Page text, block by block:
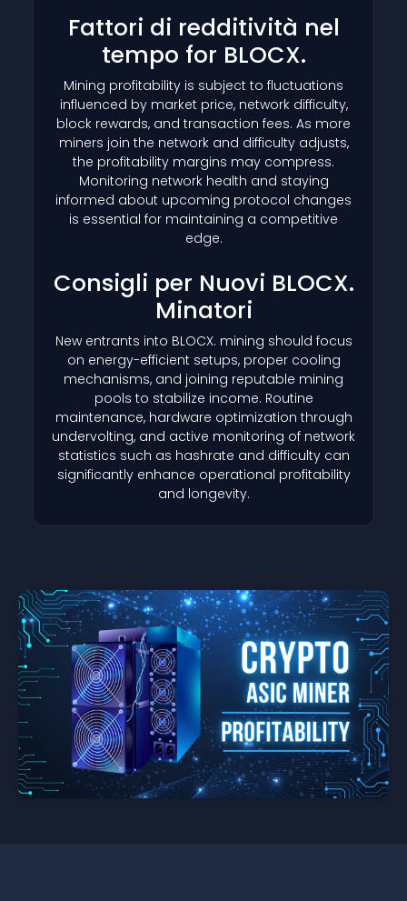
Fattori di redditività nel
tempo for BLOCX.
Mining profitability is subject to fluctuations
influenced by market price, network difficulty,
block rewards, and transaction fees. As more
miners join the network and difficulty adjusts,
the profitability margins may compress.
Monitoring network health and staying
informed about upcoming protocol changes
is essential for maintaining a competitive
edge.
Consigli per Nuovi BLOCX.
Minatori
New entrants into BLOCX. mining should focus
on energy-efficient setups, proper cooling
mechanisms, and joining reputable mining
pools to stabilize income. Routine
maintenance, hardware optimization through
undervolting, and active monitoring of network
statistics such as hashrate and difficulty can
significantly enhance operational profitability
and longevity.